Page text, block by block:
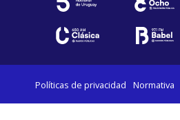
Políticas de privacidad Normativa